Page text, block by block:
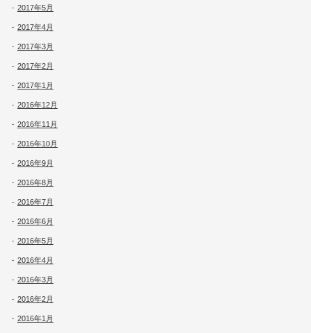
2017年5月
2017年4月
2017年3月
2017年2月
2017年1月
2016年12月
2016年11月
2016年10月
2016年9月
2016年8月
2016年7月
2016年6月
2016年5月
2016年4月
2016年3月
2016年2月
2016年1月